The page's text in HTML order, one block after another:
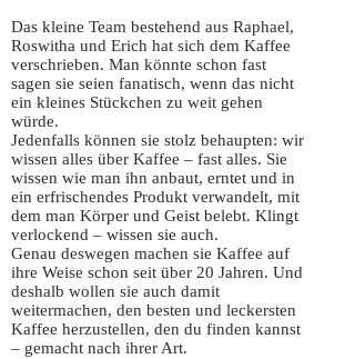
Das kleine Team bestehend aus Raphael,
Roswitha und Erich hat sich dem Kaffee
verschrieben. Man könnte schon fast
sagen sie seien fanatisch, wenn das nicht
ein kleines Stückchen zu weit gehen
würde.
Jedenfalls können sie stolz behaupten: wir
wissen alles über Kaffee – fast alles. Sie
wissen wie man ihn anbaut, erntet und in
ein erfrischendes Produkt verwandelt, mit
dem man Körper und Geist belebt. Klingt
verlockend – wissen sie auch.
Genau deswegen machen sie Kaffee auf
ihre Weise schon seit über 20 Jahren. Und
deshalb wollen sie auch damit
weitermachen, den besten und leckersten
Kaffee herzustellen, den du finden kannst
– gemacht nach ihrer Art.